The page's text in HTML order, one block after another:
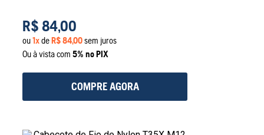
R$ 84,00
ou1xdeR$84,00sem juros
Ou à vista com 5% no PIX
COMPRE AGORA